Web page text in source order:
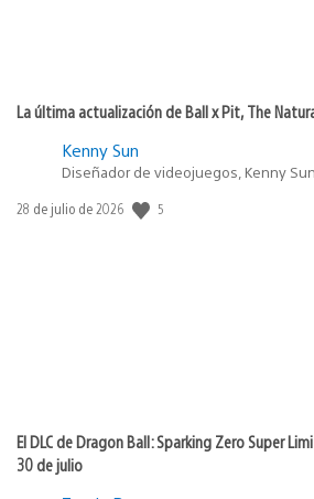
La última actualización de Ball x Pit, The
Kenny Sun
Diseñador de videojuegos, Kenny
Fecha
28 de julio de 2026 5
El DLC de Dragon Ball: Sparking Zero Super
30 de julio